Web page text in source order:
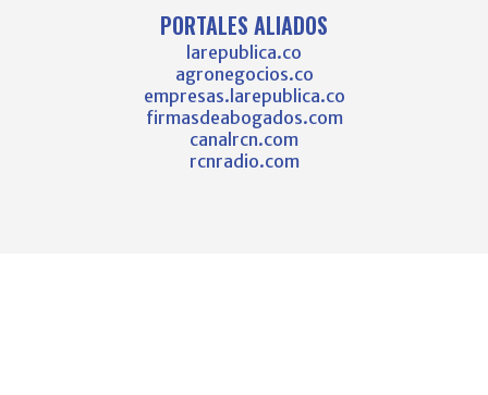
PORTALES ALIADOS
larepublica.co
agronegocios.co
empresas.larepublica.co
firmasdeabogados.com
canalrcn.com
rcnradio.com